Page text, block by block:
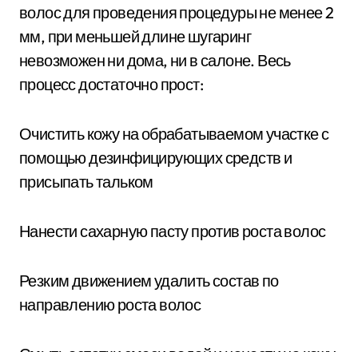
волос для проведения процедуры не менее 2
мм, при меньшей длине шугаринг
невозможен ни дома, ни в салоне. Весь
процесс достаточно прост:
Очистить кожу на обрабатываемом участке с
помощью дезинфицирующих средств и
присыпать тальком
Нанести сахарную пасту против роста волос
Резким движением удалить состав по
направлению роста волос